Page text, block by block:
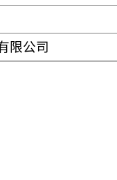
限公司